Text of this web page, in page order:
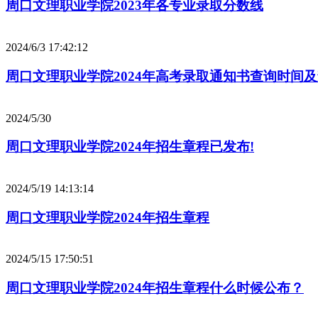
周口文理职业学院2023年各专业录取分数线
2024/6/3 17:42:12
周口文理职业学院2024年高考录取通知书查询时间
2024/5/30
周口文理职业学院2024年招生章程已发布!
2024/5/19 14:13:14
周口文理职业学院2024年招生章程
2024/5/15 17:50:51
周口文理职业学院2024年招生章程什么时候公布？